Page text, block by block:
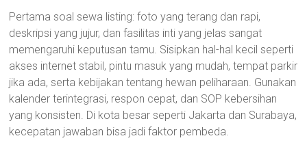
Pertama soal sewa listing: foto yang terang dan rapi,
deskripsi yang jujur, dan fasilitas inti yang jelas sangat
memengaruhi keputusan tamu. Sisipkan hal-hal kecil seperti
akses internet stabil, pintu masuk yang mudah, tempat parkir
jika ada, serta kebijakan tentang hewan peliharaan. Gunakan
kalender terintegrasi, respon cepat, dan SOP kebersihan
yang konsisten. Di kota besar seperti Jakarta dan Surabaya,
kecepatan jawaban bisa jadi faktor pembeda.